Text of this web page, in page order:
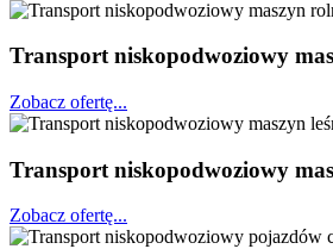
Transport niskopodwoziowy
Zobacz ofertę...
Transport niskopodwoziowy
Zobacz ofertę...